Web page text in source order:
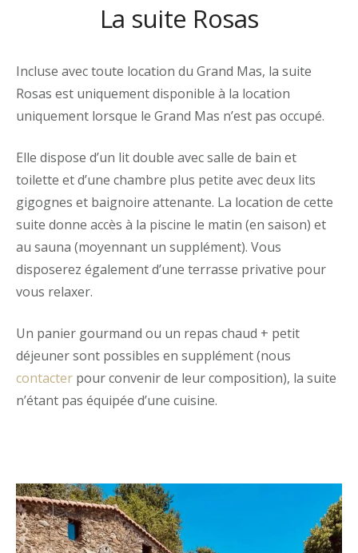
La suite Rosas
Incluse avec toute location du Grand Mas, la suite
Rosas est uniquement disponible à la location
uniquement lorsque le Grand Mas n’est pas occupé.
Elle dispose d’un lit double avec salle de bain et
toilette et d’une chambre plus petite avec deux lits
gigognes et baignoire attenante. La location de cette
suite donne accès à la piscine le matin (en saison) et
au sauna (moyennant un supplément). Vous
disposerez également d’une terrasse privative pour
vous relaxer.
Un panier gourmand ou un repas chaud + petit
déjeuner sont possibles en supplément (nous
contacter pour convenir de leur composition), la suite
n’étant pas équipée d’une cuisine.